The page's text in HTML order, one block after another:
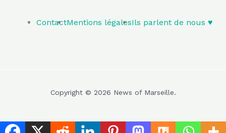
ContactMentions légalesIls parlent de nous ♥️
Copyright © 2026 News of Marseille.